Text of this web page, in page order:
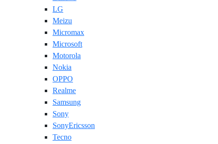
LG
Meizu
Micromax
Microsoft
Motorola
Nokia
OPPO
Realme
Samsung
Sony
SonyEricsson
Tecno